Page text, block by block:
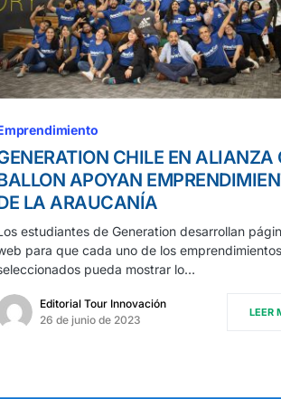
CHILE EN ALIANZA
APOYAN
LA ARAUCANÍA
estudiantes de Generation desarrollan
para que cada uno de los emprendimientos
pueda mostrar lo…
Editorial Tour Innovación
26 de junio de 2023
LEER